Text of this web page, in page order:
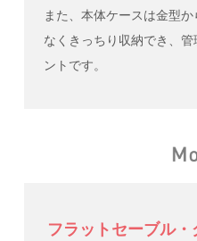
また、本体ケースは金型
なくきっちり収納でき、
ントです。
フラットセーブル